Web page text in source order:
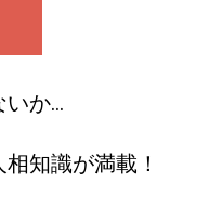
いか…
知識が満載！